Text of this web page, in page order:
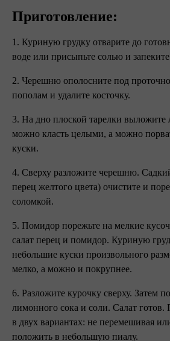
Приготовление:
1. Куриную грудку отварите до
воде или присыпьте солью и
2. Черешню ополосните под
пополам и удалите косточку.
3. На дно плоской тарелки выложите
можно класть целыми, а можно
куски.
4. Сверху разложите черешню.
перец желтого цвета) очистите и
соломкой.
5. Помидор порежьте на мелкие
салат перец и помидор. Куриную
небольшие куски произвольного
мелко, а можно и покрупнее.
6. Разложите курочку сверху. Затем
лимонного сока и соли. Салат готов.
в двух вариантах: не перемешивая
положить в небольшую пиалу.